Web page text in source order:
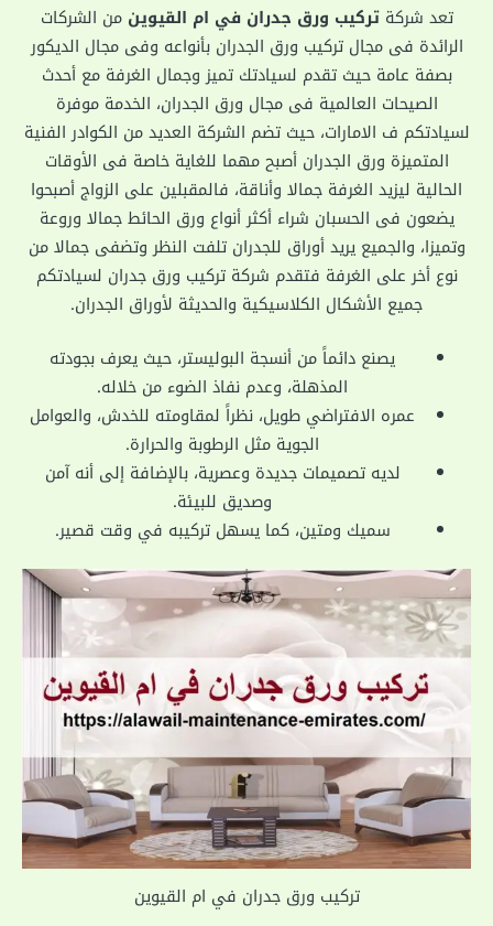
تعد شركةتركيب ورق جدران في ام القيوين من الشركات
الرائدة فى مجال تركيب ورق الجدران بأنواعه وفى مجال الديكور
بصفة عامة حيث تقدم لسيادتك تميز وجمال الغرفة مع أحدث
الصيحات العالمية فى مجال ورق الجدران، الخدمة موفرة
لسيادتكم ف الامارات، حيث تضم الشركة العديد من الكوادر الفنية
المتميزة ورق الجدران أصبح مهما للغاية خاصة فى الأوقات
الحالية ليزيد الغرفة جمالا وأناقة، فالمقبلين على الزواج أصبحوا
يضعون فى الحسبان شراء أكثر أنواع ورق الحائط جمالا وروعة
وتميزا، والجميع يريد أوراق للجدران تلفت النظر وتضفى جمالا من
نوع أخر على الغرفة فتقدم شركة تركيب ورق جدران لسيادتكم
جميع الأشكال الكلاسيكية والحديثة لأوراق الجدران.
يصنع دائماً من أنسجة البوليستر، حيث يعرف بجودته
المذهلة، وعدم نفاذ الضوء من خلاله.
عمره الافتراضي طويل، نظراً لمقاومته للخدش، والعوامل
الجوية مثل الرطوبة والحرارة.
لديه تصميمات جديدة وعصرية، بالإضافة إلى أنه آمن
وصديق للبيئة.
سميك ومتين، كما يسهل تركيبه في وقت قصير.
تركيب ورق جدران في ام القيوين